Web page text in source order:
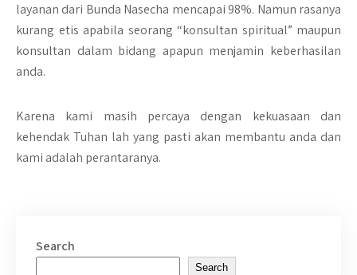
layanan dari Bunda Nasecha mencapai 98%. Namun rasanya
kurang etis apabila seorang “konsultan spiritual” maupun
konsultan dalam bidang apapun menjamin keberhasilan
anda.
Karena kami masih percaya dengan kekuasaan dan
kehendak Tuhan lah yang pasti akan membantu anda dan
kami adalah perantaranya.
Search
Search